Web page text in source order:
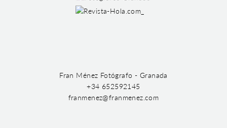
Fran Ménez Fotógrafo - Granada
+34 652592145
franmenez@franmenez.com